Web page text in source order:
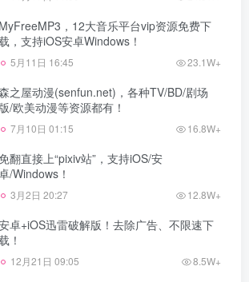
MyFreeMP3，12大音乐平台vip资源免费下
，支持iOS安卓Windows！
5月11日 16:45 23.1W+
之屋动漫(senfun.net)，各种TV/BD/剧场
版/欧美动漫等资源都有！
7月10日 01:15 16.8W+
翻直接上“pixiv站”，支持iOS/安
/Windows！
3月2日 20:27 12.8W+
卓+iOS迅雷破解版！去除广告、不限速下
！
12月21日 09:05 8.5W+